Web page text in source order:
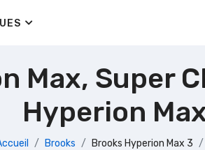
Max, Super
Hyperion
Brooks Brooks Hyperion Max 3